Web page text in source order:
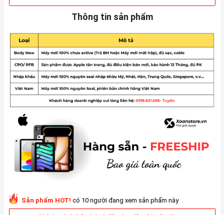
Thông tin sản phẩm
Sản phẩm HOT! có 10 người đang xem sản phẩm này